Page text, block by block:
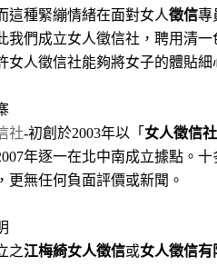
這種緊繃情緒在面對女人徵信專
我們成立女人徵信社，聘用清一
女人徵信社能夠將女子的體貼細
社-初創於2003年以「 女人徵信社
年逐一在北中南成立據點。
更無任何負面評價或新聞。
之江梅綺女人徵信或女人徵信有